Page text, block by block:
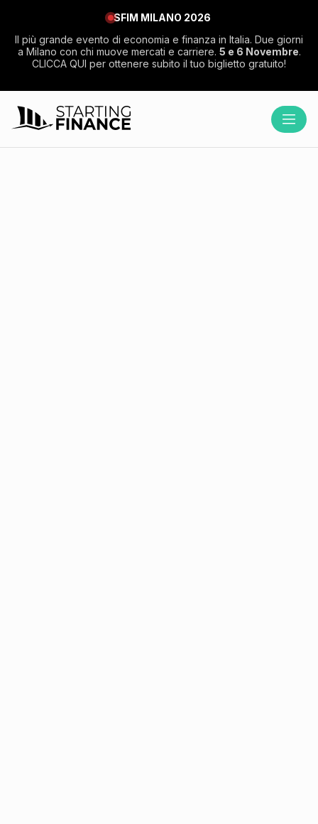
SFIM MILANO 2026
Il più grande evento di economia e finanza in Italia. Due giorni
a Milano con chi muove mercati e carriere. 5 e 6 Novembre.
CLICCA QUI per ottenere subito il tuo biglietto gratuito!